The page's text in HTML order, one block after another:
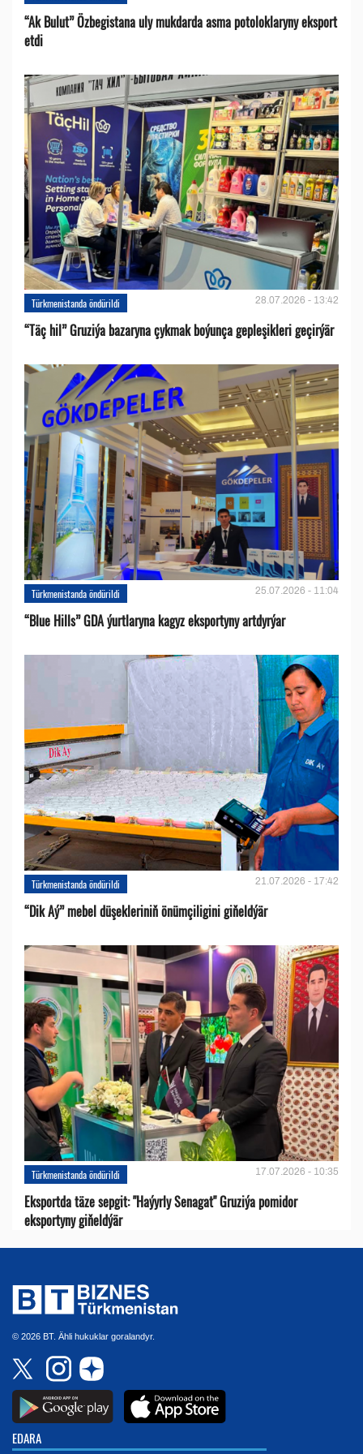
“Ak Bulut” Özbegistana uly mukdarda asma potoloklaryny eksport
etdi
Türkmenistanda öndürildi 28.07.2026 - 13:42
“Täç hil” Gruziýa bazaryna çykmak boýunça gepleşikleri geçirýär
Türkmenistanda öndürildi 25.07.2026 - 11:04
“Blue Hills” GDA ýurtlaryna kagyz eksportyny artdyrýar
Türkmenistanda öndürildi 21.07.2026 - 17:42
“Dik Aý” mebel düşekleriniň önümçiligini giňeldýär
Türkmenistanda öndürildi 17.07.2026 - 10:35
Eksportda täze sepgit: "Haýyrly Senagat" Gruziýa pomidor
eksportyny giňeldýär
© 2026 BT. Ähli hukuklar goralandyr.
EDARA